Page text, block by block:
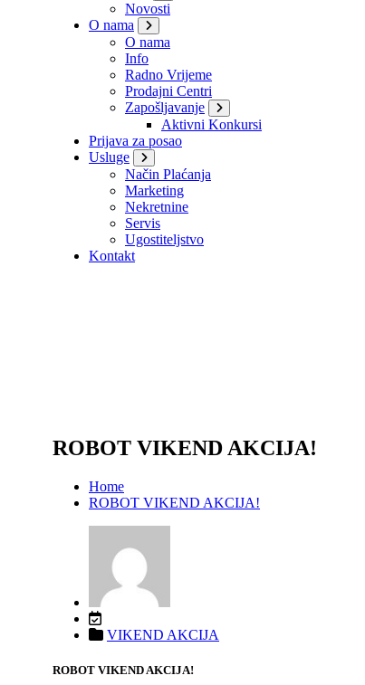
Novosti
O nama
O nama
Info
Radno Vrijeme
Prodajni Centri
Zapošljavanje
Aktivni Konkursi
Prijava za posao
Usluge
Način Plaćanja
Marketing
Nekretnine
Servis
Ugostiteljstvo
Kontakt
ROBOT VIKEND AKCIJA!
Home
ROBOT VIKEND AKCIJA!
VIKEND AKCIJA
ROBOT VIKEND AKCIJA!